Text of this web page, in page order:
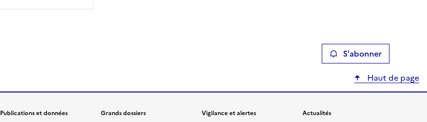
S'abonner
Haut de page
Publications et données
Grands dossiers
Vigilance et alertes Actualités